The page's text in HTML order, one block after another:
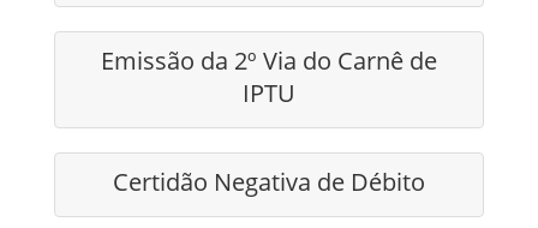
Emissão da 2º Via do Carnê de
IPTU
Certidão Negativa de Débito